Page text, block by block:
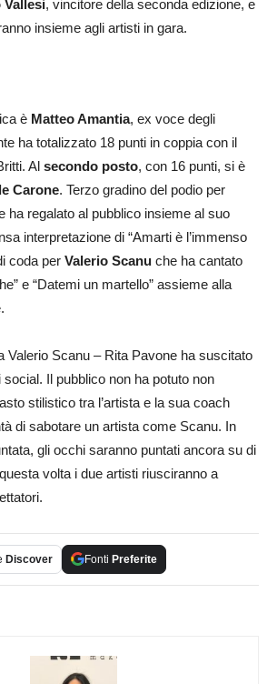
Vallesi, vincitore della seconda edizione, e
insieme agli artisti in gara.
è Matteo Amantia, ex voce degli
ha totalizzato 18 punti in coppia con il
Al secondo posto, con 16 punti, si è
Carone. Terzo gradino del podio per
ha regalato al pubblico insieme al suo
interpretazione di “Amarti è l’immenso
coda per Valerio Scanu che ha cantato
e “Datemi un martello” assieme alla
Valerio Scanu – Rita Pavone ha suscitato
Il pubblico non ha potuto non
stilistico tra l’artista e la sua coach
di sabotare un artista come Scanu. In
gli occhi saranno puntati ancora su di
volta i due artisti riusciranno a
Discover Fonti Preferite